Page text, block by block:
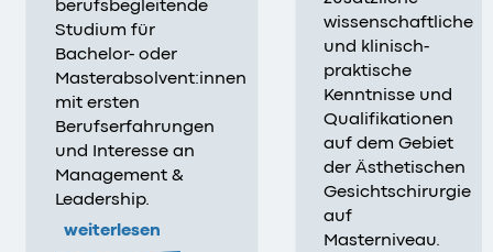
berufsbegleitende
Studium für
Bachelor- oder
Masterabsolvent:innen
mit ersten
Berufserfahrungen
und Interesse an
Management &
Leadership.
weiterlesen
wissenschaftliche
und klinisch-
praktische
Kenntnisse und
Qualifikationen
auf dem Gebiet
der Ästhetischen
Gesichtschirurgie
auf
Masterniveau.